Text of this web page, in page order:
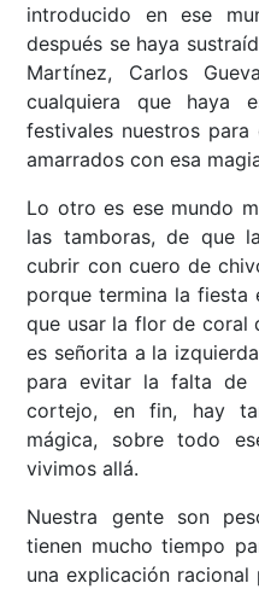
introducido en ese
después se haya
Martínez, Carlos
cualquiera que haya
festivales nuestros
amarrados con esa
Lo otro es ese mundo
las tamboras, de que
cubrir con cuero de
porque termina la fiesta
que usar la flor de coral
es señorita a la
para evitar la falta de
cortejo, en fin, hay
mágica, sobre todo
vivimos allá.
Nuestra gente son
tienen mucho tiempo
una explicación racional